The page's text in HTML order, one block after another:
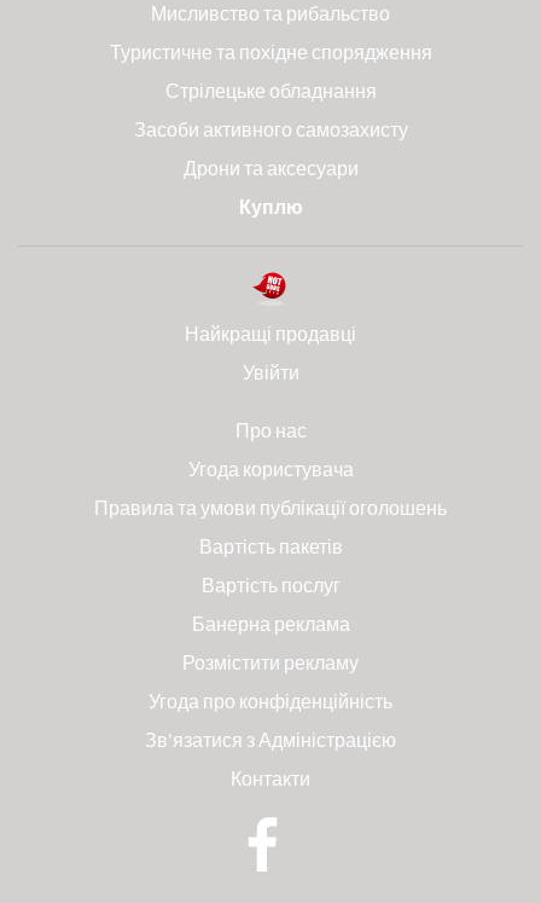
Мисливство та рибальство
Туристичне та похідне спорядження
Стрілецьке обладнання
Засоби активного самозахисту
Дрони та аксесуари
Куплю
Найкращі продавці
Увійти
Про нас
Угода користувача
Правила та умови публікації оголошень
Вартість пакетів
Вартість послуг
Банерна реклама
Розмістити рекламу
Угода про конфіденційність
Зв'язатися з Адміністрацією
Контакти